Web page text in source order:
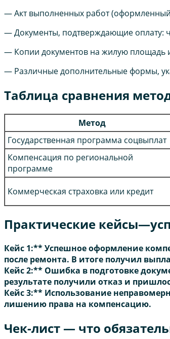
— Акт выполненных работ
— Документы, подтверждающие оплату:
— Копии документов на жилую площадь
— Различные дополнительные формы,
Таблица сравнения
Метод
Государственная программа соцвыплат
Компенсация по региональной
программе
Коммерческая страховка или кредит
Практические
Кейс 1:** Успешное оформление
после ремонта. В итоге получил
Кейс 2:** Ошибка в подготовке
результате получили отказ и
Кейс 3:** Использование
лишению права на компенсацию.
Чек-лист — что